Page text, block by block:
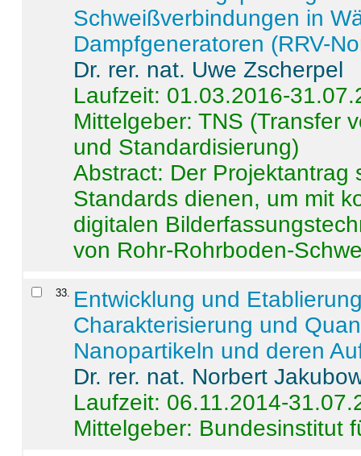
Schweißverbindungen in
Dampfgeneratoren (RRV-
Dr. rer. nat. Uwe Zscherpel
Laufzeit: 01.03.2016-
Mittelgeber: TNS (Transfer
und Standardisierung)
Abstract: Der Projektantrag
Standards dienen, um mit
digitalen
von Rohr-Rohrboden-
33. Entwicklung und
Charakterisierung und
Nanopartikeln und deren
Dr. rer. nat. Norbert
Laufzeit: 06.11.2014-
Mittelgeber: Bundesinstitut